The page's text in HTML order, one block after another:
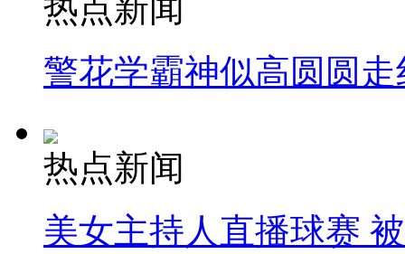
热点新闻
警花学霸神似高圆圆走
热点新闻
美女主持人直播球赛